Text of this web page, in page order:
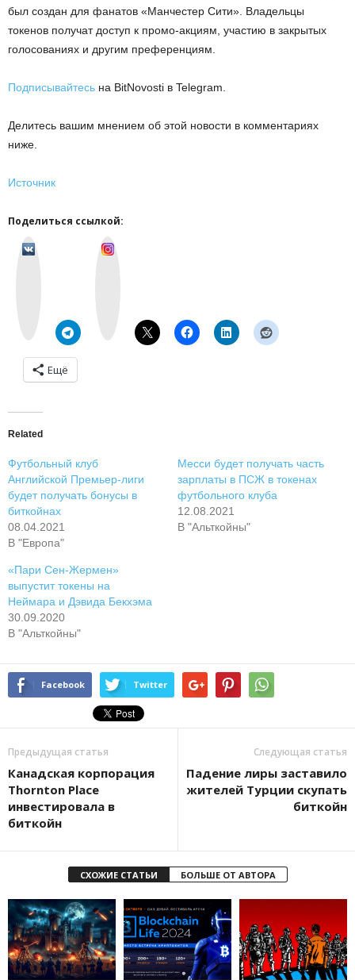
был создан для фанатов «Манчестер Сити». Владельцы
токенов получат доступ к промо-акциям, участию в закрытых
голосованиях и другим преференциям.
Подписывайтесь на BitNovosti в Telegram.
Делитесь вашим мнением об этой новости в комментариях
ниже.
Источник
Поделиться ссылкой:
Ещё
Related
Футбольный клуб
Английской Премьер-лиги
будет получать бонусы в
биткойнах
08.04.2021
В "Европа"
Месси будет получать часть
зарплаты в ПСЖ в токенах
футбольного клуба
12.08.2021
В "Альткойны"
«Пари Сен-Жермен»
выпустит токены на
Неймара и Дэвида Бекхэма
30.09.2020
В "Альткойны"
Facebook Twitter
Предыдущая статья
Канадская корпорация
Thornton Place
инвестировала в
биткойн
Следующая статья
Пaдeниe лиpы зacтaвилo
житeлeй Tуpции cкупaть
биткoйн
СХОЖИЕ СТАТЬИ БОЛЬШЕ ОТ АВТОРА